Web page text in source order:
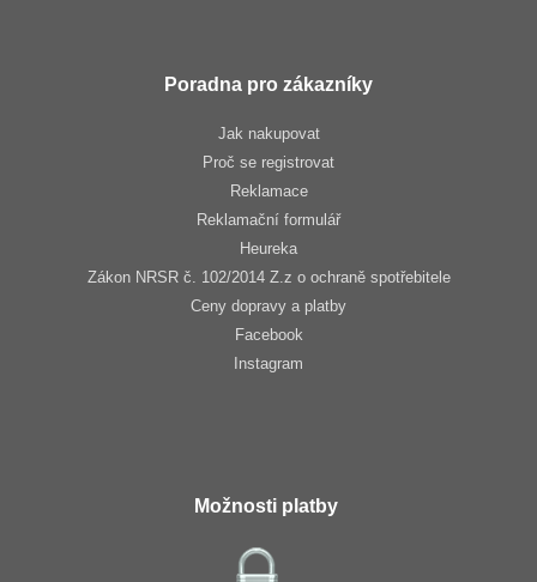
Poradna pro zákazníky
Jak nakupovat
Proč se registrovat
Reklamace
Reklamační formulář
Heureka
Zákon NRSR č. 102/2014 Z.z o ochraně spotřebitele
Ceny dopravy a platby
Facebook
Instagram
Možnosti platby